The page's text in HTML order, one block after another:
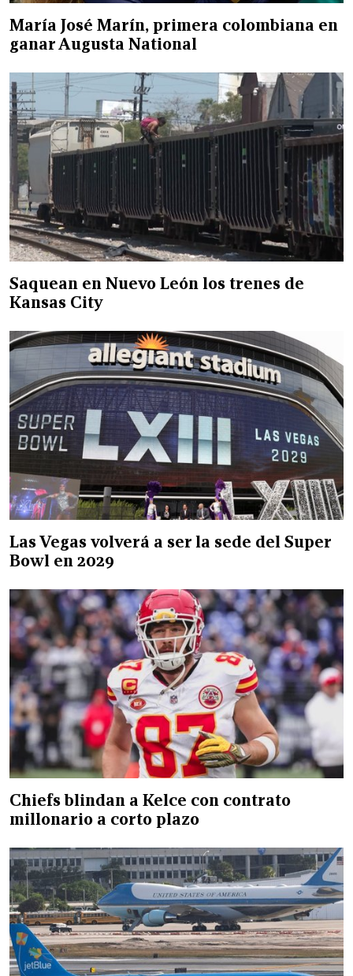
María José Marín, primera colombiana en
ganar Augusta National
Saquean en Nuevo León los trenes de
Kansas City
Las Vegas volverá a ser la sede del Super
Bowl en 2029
Chiefs blindan a Kelce con contrato
millonario a corto plazo